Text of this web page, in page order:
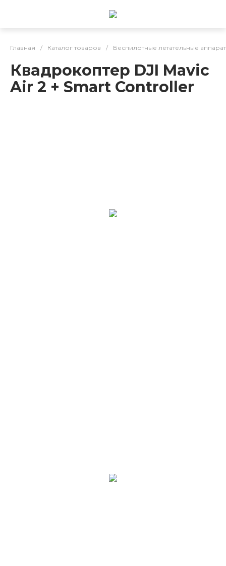
Главная / Каталог товаров / Беспилотные летательные
Квадрокоптер DJI Mavic
Air 2 + Smart Controller